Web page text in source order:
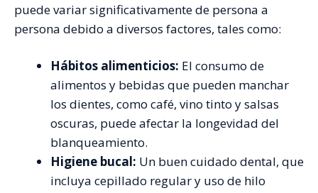
puede variar significativamente de persona a
persona debido a diversos factores, tales como:
Hábitos alimenticios: El consumo de
alimentos y bebidas que pueden manchar
los dientes, como café, vino tinto y salsas
oscuras, puede afectar la longevidad del
blanqueamiento.
Higiene bucal: Un buen cuidado dental, que
incluya cepillado regular y uso de hilo